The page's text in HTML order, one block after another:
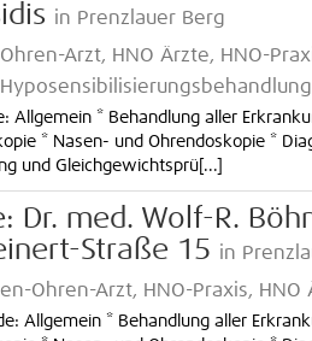
in Prenzlauer Berg
Arzt, HNO Ärzte, HNO-
Allgemein * Behandlung aller
* Nasen- und Ohrendoskopie *
und Gleichgewichtsprü[...]
Dr. med. Wolf-R.
Straße 15 in
Ohren-Arzt, HNO-Praxis, HNO
Allgemein * Behandlung aller